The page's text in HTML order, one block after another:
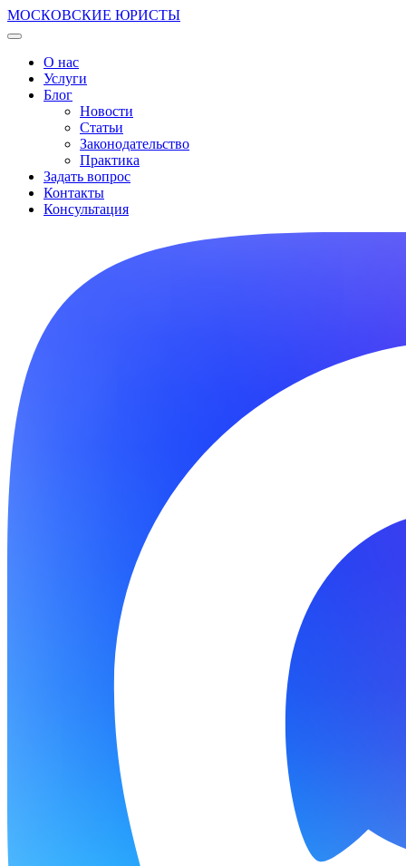
МОСКОВСКИЕ ЮРИСТЫ
О нас
Услуги
Блог
Новости
Статьи
Законодательство
Практика
Задать вопрос
Контакты
Консультация